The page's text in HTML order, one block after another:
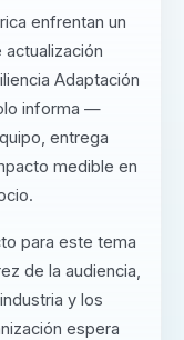
enfrentan un
Adaptación
informa —
entrega
medible en
para este tema
de la audiencia,
y los
espera